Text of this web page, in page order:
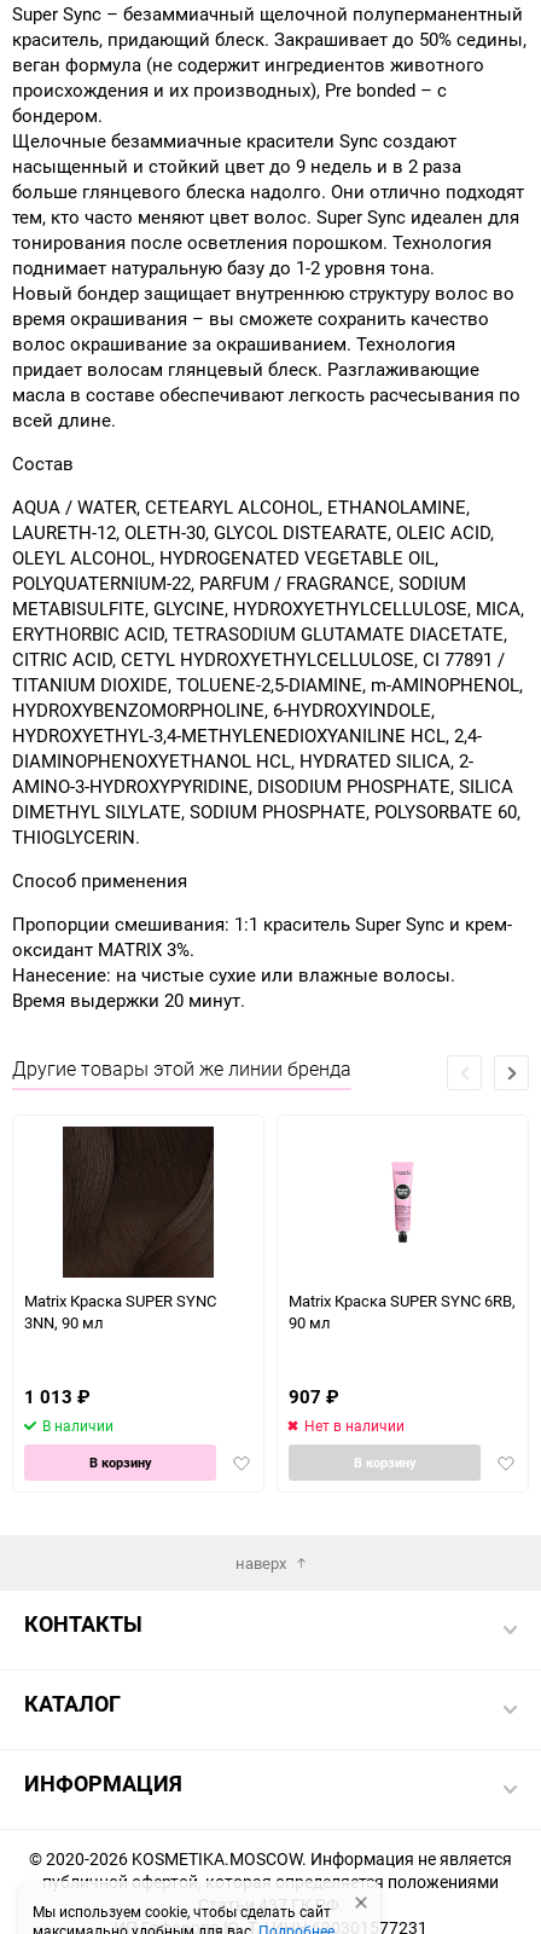
Мы используем cookie, чтобы сделать сайт
Super Sync – безаммиачный щелочной полуперманентный
краситель, придающий блеск. Закрашивает до 50% седины,
веган формула (не содержит ингредиентов животного
происхождения и их производных), Pre bonded – с
бондером.
Щелочные безаммиачные красители Sync создают
насыщенный и стойкий цвет до 9 недель и в 2 раза
больше глянцевого блеска надолго. Они отлично подходят
тем, кто часто меняют цвет волос. Super Sync идеален для
тонирования после осветления порошком. Технология
поднимает натуральную базу до 1-2 уровня тона.
Новый бондер защищает внутреннюю структуру волос во
время окрашивания – вы сможете сохранить качество
волос окрашивание за окрашиванием. Технология
придает волосам глянцевый блеск. Разглаживающие
масла в составе обеспечивают легкость расчесывания по
всей длине.
Состав
AQUA / WATER, CETEARYL ALCOHOL, ETHANOLAMINE,
LAURETH-12, OLETH-30, GLYCOL DISTEARATE, OLEIC ACID,
OLEYL ALCOHOL, HYDROGENATED VEGETABLE OIL,
POLYQUATERNIUM-22, PARFUM / FRAGRANCE, SODIUM
METABISULFITE, GLYCINE, HYDROXYETHYLCELLULOSE, MICA,
ERYTHORBIC ACID, TETRASODIUM GLUTAMATE DIACETATE,
CITRIC ACID, CETYL HYDROXYETHYLCELLULOSE, CI 77891 /
TITANIUM DIOXIDE, TOLUENE-2,5-DIAMINE, m-AMINOPHENOL,
HYDROXYBENZOMORPHOLINE, 6-HYDROXYINDOLE,
HYDROXYETHYL-3,4-METHYLENEDIOXYANILINE HCL, 2,4-
DIAMINOPHENOXYETHANOL HCL, HYDRATED SILICA, 2-
AMINO-3-HYDROXYPYRIDINE, DISODIUM PHOSPHATE, SILICA
DIMETHYL SILYLATE, SODIUM PHOSPHATE, POLYSORBATE 60,
THIOGLYCERIN.
Способ применения
Пропорции смешивания: 1:1 краситель Super Sync и крем-
оксидант MATRIX 3%.
Нанесение: на чистые сухие или влажные волосы.
Время выдержки 20 минут.
Другие товары этой же линии бренда
Matrix Краска SUPER SYNC
3NN, 90 мл
1 013 ₽
В наличии
Добавить
В корзину
Matrix Краска SUPER SYNC 6RB,
90 мл
907 ₽
Нет в наличии
В корзину
наверх
КОНТАКТЫ
КАТАЛОГ
ИНФОРМАЦИЯ
© 2020-2026 KOSMETIKA.MOSCOW. Информация не является
публичной офертой, которая определяется положениями
Статьи 437 ГК РФ.
ИП Гафарова Ю. Т. | ИНН 620301577231